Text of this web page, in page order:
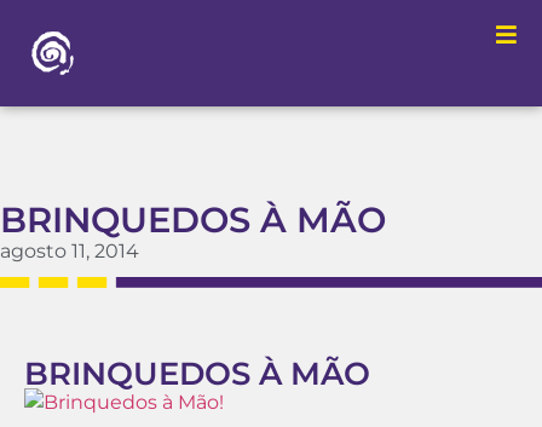
BRINQUEDOS À MÃO
agosto 11, 2014
BRINQUEDOS À MÃO